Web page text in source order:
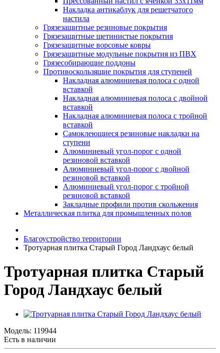
Накладка антикаблук для решетчатого
настила
Грязезащитные резиновые покрытия
Грязезащитные щетинистые покрытия
Грязезащитные ворсовые ковры
Грязезащитные модульные покрытия из ПВХ
Грязесобирающие поддоны
Противоскользящие покрытия для ступеней
Накладная алюминиевая полоса с одной
вставкой
Накладная алюминиевая полоса с двойной
вставкой
Накладная алюминиевая полоса с тройной
вставкой
Самоклеющиеся резиновые накладки на
ступени
Алюминиевый угол-порог с одной
резиновой вставкой
Алюминиевый угол-порог с двойной
резиновой вставкой
Алюминиевый угол-порог с тройной
резиновой вставкой
Закладные профили против скольжения
Металлическая плитка для промышленных полов
Благоустройство территории
Тротуарная плитка Старый Город Ландхаус белый
Тротуарная плитка Старый
Город Ландхаус белый
Модель: 119944
Есть в наличии